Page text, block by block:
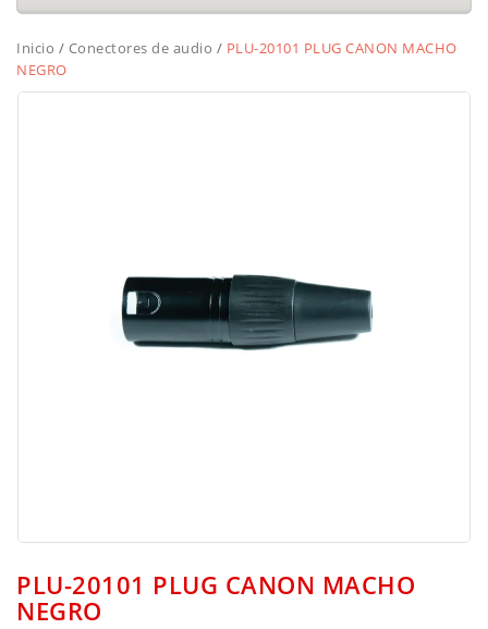
Inicio / Conectores de audio / PLU-20101 PLUG CANON MACHO
NEGRO
PLU-20101 PLUG CANON MACHO
NEGRO